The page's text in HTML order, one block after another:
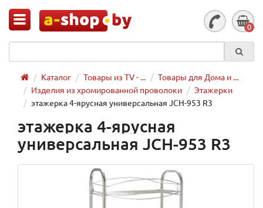
0
Каталог Товары из TV - ...
Товары для Дома и ...
Изделия из хромированной проволоки
Этажерки
этажерка 4-ярусная универсальная JCH-953 R3
этажерка 4-ярусная
универсальная JCH-953 R3